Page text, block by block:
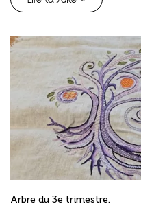
Arbre du 3e trimestre.